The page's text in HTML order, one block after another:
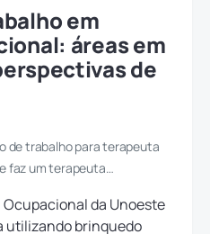
em
áreas em
de
de trabalho para terapeuta
faz um terapeuta…